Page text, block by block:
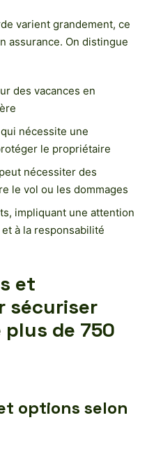
varient grandement, ce
assurance. On distingue
des vacances en
nécessite une
le propriétaire
nécessiter des
le vol ou les dommages
impliquant une attention
à la responsabilité
et
sécuriser
plus de 750
options selon